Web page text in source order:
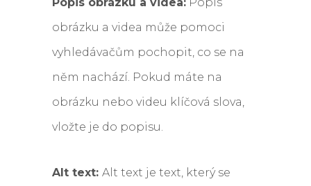
obrázku a videa může pomoci
vyhledávačům pochopit, co se na
něm nachází. Pokud máte na
obrázku nebo videu klíčová slova,
vložte je do popisu.
Alt text: Alt text je text, který se